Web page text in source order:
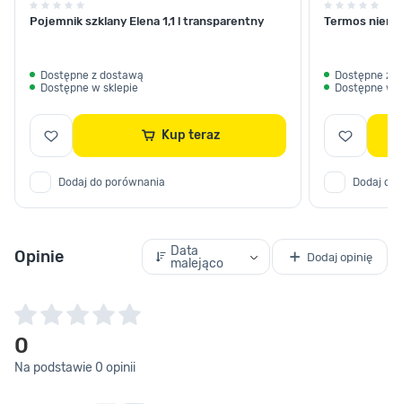
Pojemnik szklany Elena 1,1 l transparentny
Dostępne z dostawą
Dostępne w sklepie
Kup teraz
Dodaj do porównania
Termos
Dostępne z
Dostępne w
Dodaj do
Opinie
Data
malejąco
Dodaj opinię
0
Na podstawie 0 opinii